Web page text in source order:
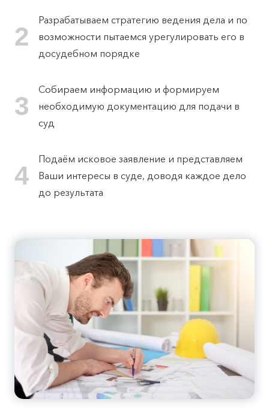
2
Разрабатываем стратегию ведения дела и по
возможности пытаемся урегулировать его в
досудебном порядке
3
Собираем информацию и формируем
необходимую документацию для подачи в
суд
4
Подаём исковое заявление и представляем
Ваши интересы в суде, доводя каждое дело
до результата